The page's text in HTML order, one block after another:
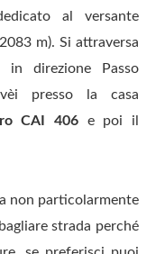
al versante
m). Si attraversa
direzione Passo
presso la casa
CAI 406e poi il
non particolarmente
strada perché